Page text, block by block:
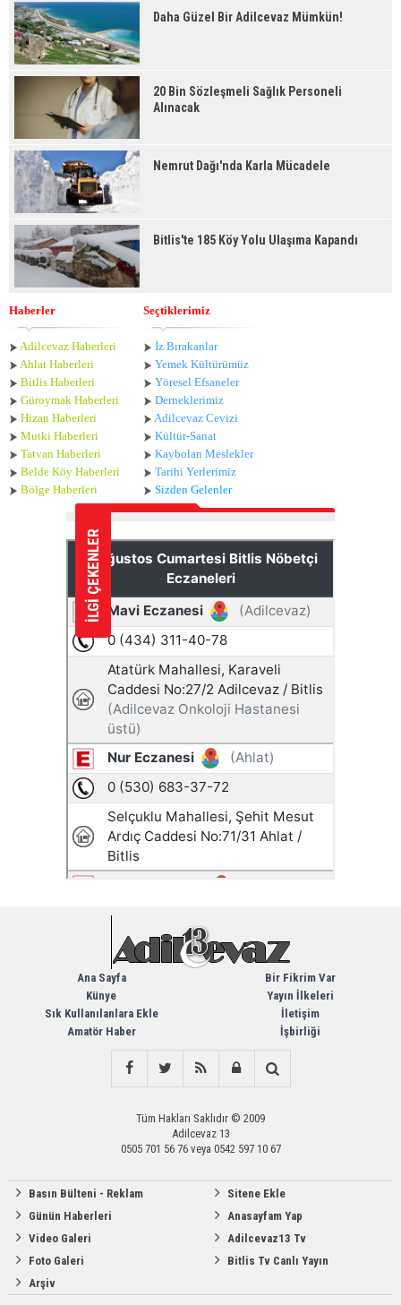
Daha Güzel Bir Adilcevaz Mümkün!
20 Bin Sözleşmeli Sağlık Personeli
Alınacak
Nemrut Dağı'nda Karla Mücadele
Bitlis'te 185 Köy Yolu Ulaşıma Kapandı
Haberler
Adilcevaz Haberleri
Ahlat Haberleri
Bitlis Haberleri
Güroymak Haberleri
Hizan Haberleri
Mutki Haberleri
Tatvan Haberleri
Belde Köy Haberleri
Bölge Haberleri
Seçtiklerimiz
İz Bırakanlar
Yemek Kültürümüz
Yöresel Efsaneler
Derneklerimiz
Adilcevaz Cevizi
Kültür-Sanat
Kaybolan Meslekler
Tarihi Yerlerimiz
Sizden Gelenler
İLGİ ÇEKENLER
Ana Sayfa
Künye
Sık Kullanılanlara Ekle
Amatör Haber
Bir Fikrim Var
Yayın İlkeleri
İletişim
İşbirliği
Tüm Hakları Saklıdır © 2009
Adilcevaz 13
0505 701 56 76 veya 0542 597 10 67
Basın Bülteni - Reklam
Günün Haberleri
Video Galeri
Foto Galeri
Arşiv
Sitene Ekle
Anasayfam Yap
Adilcevaz13 Tv
Bitlis Tv Canlı Yayın